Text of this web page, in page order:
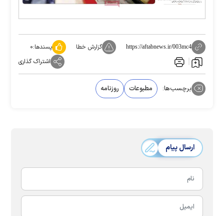
https://aftabnews.ir/003mc4 گزارش خطا پسندها:۰
اشتراک گذاری
برچسب‌ها: مطبوعات روزنامه
ارسال پیام